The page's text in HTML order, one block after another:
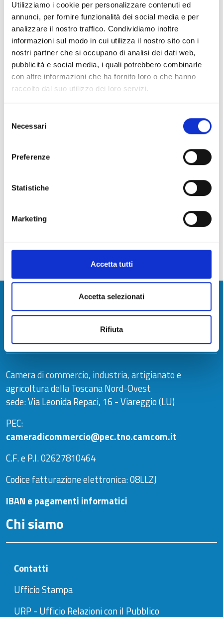
Utilizziamo i cookie per personalizzare contenuti ed
annunci, per fornire funzionalità dei social media e per
analizzare il nostro traffico. Condividiamo inoltre
informazioni sul modo in cui utilizza il nostro sito con i
nostri partner che si occupano di analisi dei dati web,
pubblicità e social media, i quali potrebbero combinarle
con altre informazioni che ha fornito loro o che hanno
raccolto dal suo utilizzo dei loro servizi.
delNecessari
Preferenze
Statistiche
Marketing
Accetta tutti
Accetta selezionati
Rifiuta
Ufficio di staff
Ufficio Eventi
in
collaborazione
con i terzi
turismo delle
destinazioni
valorizzazione
beni culturali e
Aggiornato al
Camera di Commercio della Toscana
Nord-Ovest
Camera di commercio, industria, artigianato e
agricoltura della Toscana Nord-Ovest
sede: Via Leonida Repaci, 16 - Viareggio (LU)
PEC:
cameradicommercio@pec.tno.camcom.it
C.F. e P.I. 02627810464
Codice fatturazione elettronica: 08LLZJ
IBAN e pagamenti informatici
Chi siamo
Contatti
Ufficio Stampa
URP - Ufficio Relazioni con il Pubblico